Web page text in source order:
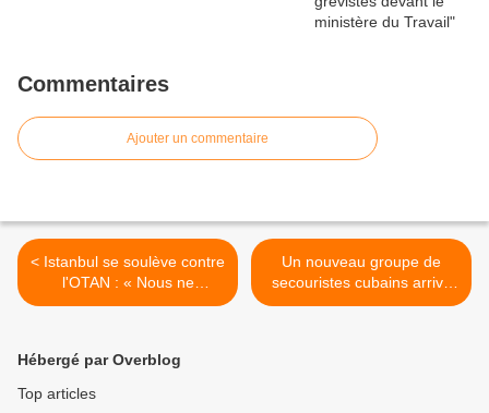
Commentaires
Ajouter un commentaire
< Istanbul se soulève contre
l'OTAN : « Nous ne
permettrons pas à ce pays
Un nouveau groupe de
secouristes cubains arrive
au Venezuela pour prêter
Hébergé par Overblog
Top articles